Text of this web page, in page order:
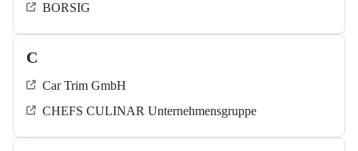
BORSIG
C
Car Trim GmbH
CHEFS CULINAR Unternehmensgruppe